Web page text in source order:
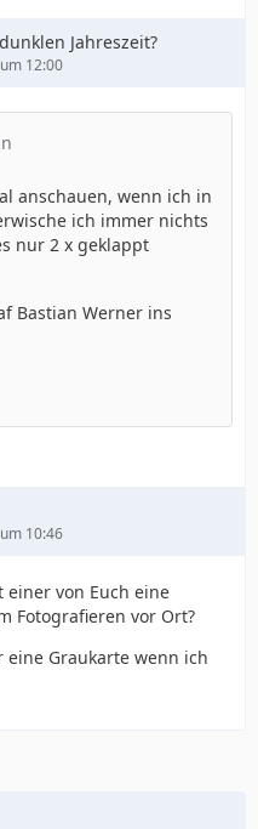
Jahreszeit?
12:00
anschauen, wenn ich in
ich immer nichts
nur 2 x geklappt
Bastian Werner ins
10:46
einer von Euch eine
Fotografieren vor Ort?
Graukarte wenn ich